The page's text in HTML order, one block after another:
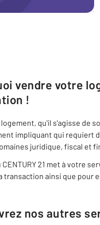
vendre votre
!
logement, qu'il s'agisse de
impliquant qui requiert
juridique, fiscal et
CENTURY 21 met à votre
transaction ainsi que pour
nos autres